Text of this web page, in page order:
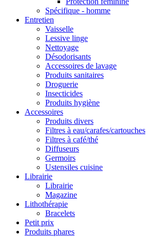
Spécifique - homme
Entretien
Vaisselle
Lessive linge
Nettoyage
Désodorisants
Accessoires de lavage
Produits sanitaires
Droguerie
Insecticides
Produits hygiène
Accessoires
Produits divers
Filtres à eau/carafes/cartouches
Filtres à café/thé
Diffuseurs
Germoirs
Ustensiles cuisine
Librairie
Librairie
Magazine
Lithothérapie
Bracelets
Petit prix
Produits phares